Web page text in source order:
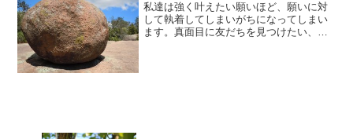
私達は強く叶えたい願いほど、願いに対
して執着してしまいがちになってしまい
ます。真面目に友だちを見つけたい、真